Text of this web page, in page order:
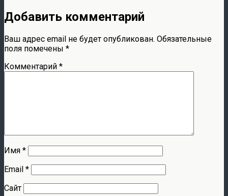
Добавить комментарий
Ваш адрес email не будет опубликован. Обязательные
поля помечены *
Комментарий *
Имя *
Email *
Сайт